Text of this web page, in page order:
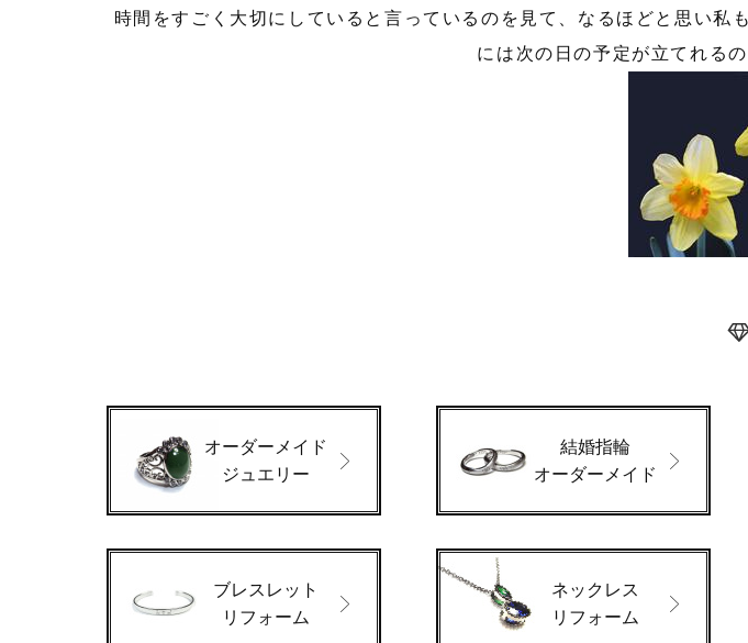
時間をすごく大切にしていると言っているのを見て、なるほどと思い
には次の日の予定が立てれる
オーダーメイド
ジュエリー
結婚指輪
オーダーメイド
ブレスレット
リフォーム
ネックレス
リフォーム